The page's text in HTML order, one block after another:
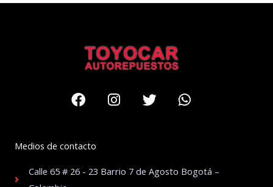
FacebookInstagram
TwitterWhatsapp
Medios de contacto
Calle 65 # 26 - 23 Barrio 7 de Agosto Bogotá –